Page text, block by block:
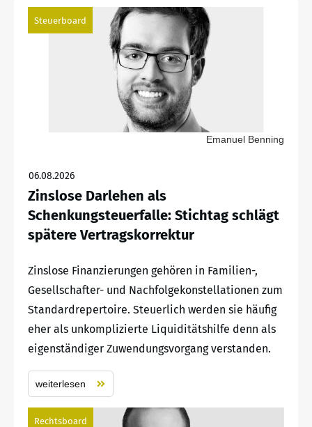
Steuerboard
Emanuel Benning
06.08.2026
Zinslose Darlehen als
Schenkungsteuerfalle: Stichtag schlägt
spätere Vertragskorrektur
Zinslose Finanzierungen gehören in Familien-,
Gesellschafter- und Nachfolgekonstellationen zum
Standardrepertoire. Steuerlich werden sie häufig
eher als unkomplizierte Liquiditätshilfe denn als
eigenständiger Zuwendungsvorgang verstanden.
weiterlesen
Rechtsboard